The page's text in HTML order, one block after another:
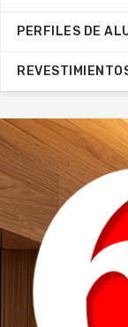
PERFILES DE